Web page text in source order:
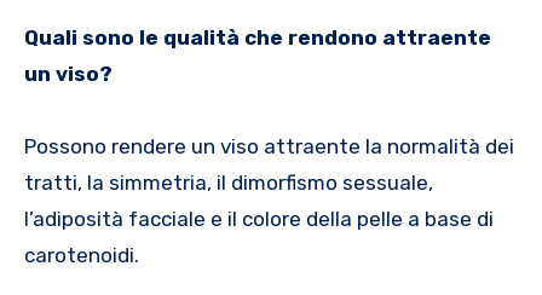
Quali sono le qualità che rendono attraente
un viso?
Possono rendere un viso attraente la normalità dei
tratti, la simmetria, il dimorfismo sessuale,
l’adiposità facciale e il colore della pelle a base di
carotenoidi.